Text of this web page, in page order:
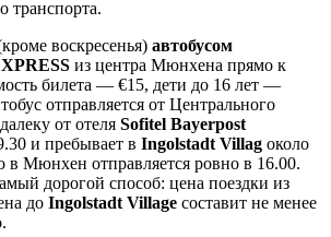
транспорта.
воскресенья) автобусом
из центра Мюнхена прямо к
билета — €15, дети до 16 лет —
отправляется от Центрального
от отеля Sofitel Bayerpost
и пребывает в Ingolstadt Villag около
в Мюнхен отправляется ровно в 16.00.
дорогой способ: цена поездки из
до Ingolstadt Village составит не менее